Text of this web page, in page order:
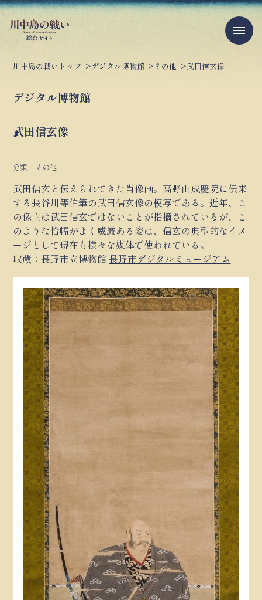
川中島の戦いトップ デジタル博物館 その他 武田信玄像
デジタル博物館
武田信玄像
分類： その他
武田信玄と伝えられてきた肖像画。高野山成慶院に伝来
する長谷川等伯筆の武田信玄像の模写である。近年、こ
の像主は武田信玄ではないことが指摘されているが、こ
のような恰幅がよく威厳ある姿は、信玄の典型的なイメ
ージとして現在も様々な媒体で使われている。
収蔵：長野市立博物館長野市デジタルミュージアム